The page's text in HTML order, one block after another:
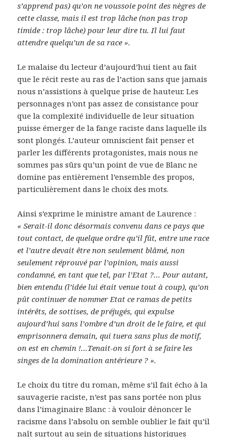
s’apprend pas) qu’on ne voussoie point des nègres de
cette classe, mais il est trop lâche (non pas trop
timide : trop lâche) pour leur dire tu. Il lui faut
attendre quelqu’un de sa race ».
Le malaise du lecteur d’aujourd’hui tient au fait
que le récit reste au ras de l’action sans que jamais
nous n’assistions à quelque prise de hauteur. Les
personnages n’ont pas assez de consistance pour
que la complexité individuelle de leur situation
puisse émerger de la fange raciste dans laquelle ils
sont plongés. L’auteur omniscient fait penser et
parler les différents protagonistes, mais nous ne
sommes pas sûrs qu’un point de vue de Blanc ne
domine pas entièrement l’ensemble des propos,
particulièrement dans le choix des mots.
Ainsi s’exprime le ministre amant de Laurence :
« Serait-il donc désormais convenu dans ce pays que
tout contact, de quelque ordre qu’il fût, entre une race
et l’autre devait être non seulement blâmé, non
seulement réprouvé par l’opinion, mais aussi
condamné, en tant que tel, par l’Etat ?… Pour autant,
bien entendu (l’idée lui était venue tout à coup), qu’on
pût continuer de nommer Etat ce ramas de petits
intérêts, de sottises, de préjugés, qui expulse
aujourd’hui sans l’ombre d’un droit de le faire, et qui
emprisonnera demain, qui tuera sans plus de motif,
on est en chemin !…Tenait-on si fort à se faire les
singes de la domination antérieure ? ».
Le choix du titre du roman, même s’il fait écho à la
sauvagerie raciste, n’est pas sans portée non plus
dans l’imaginaire Blanc : à vouloir dénoncer le
racisme dans l’absolu on semble oublier le fait qu’il
naît surtout au sein de situations historiques